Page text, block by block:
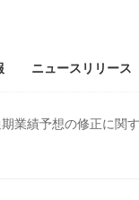
ニュースリリース
業績予想の修正に関